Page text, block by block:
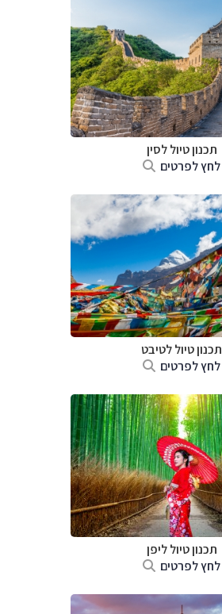
תכנון טיוללסין
לחץ לפרטים
תכנון טיוללטיבט
לחץ לפרטים
תכנון טיולליפן
לחץ לפרטים